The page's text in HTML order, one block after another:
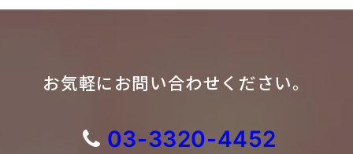
お気軽にお問い合わせください。
03-3320-4452